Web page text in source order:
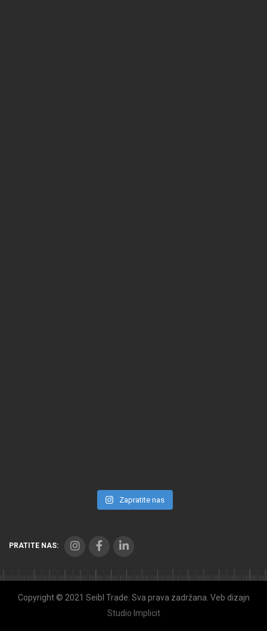
Zapratite nas
PRATITE NAS:
Copyright © 2021 Seibl Trade. Sva prava zadržana. Veb dizajn
Studio Implicit